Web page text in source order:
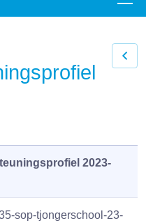
2023-
sop-tjongerschool-23-